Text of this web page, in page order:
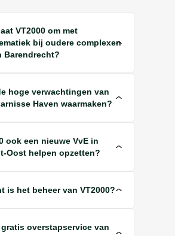
VT2000 om met
bij oudere complexen
Barendrecht?
hoge verwachtingen van
Haven waarmaken?
ook een nieuwe VvE in
Oost helpen opzetten?
is het beheer van VT2000?
overstapservice van